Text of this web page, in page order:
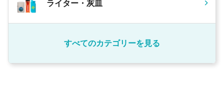
ライター・灰皿
すべてのカテゴリーを見る